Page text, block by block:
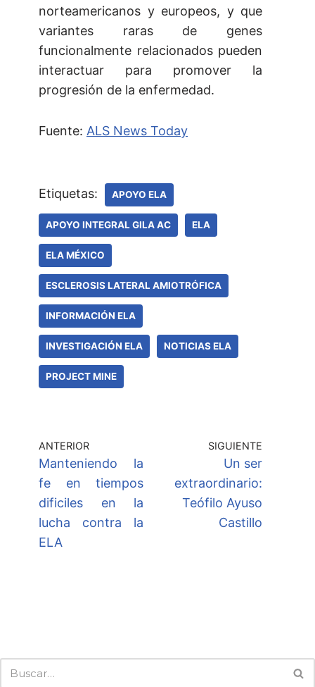
norteamericanos y europeos, y que
variantes raras de genes
funcionalmente relacionados pueden
interactuar para promover la
progresión de la enfermedad.
Fuente: ALS News Today
Etiquetas: APOYO ELA
APOYO INTEGRAL GILA AC ELA
ELA MÉXICO
ESCLEROSIS LATERAL AMIOTRÓFICA
INFORMACIÓN ELA
INVESTIGACIÓN ELA NOTICIAS ELA
PROJECT MINE
ANTERIOR
Manteniendo la
fe en tiempos
dificiles en la
lucha contra la
ELA
SIGUIENTE
Un ser
extraordinario:
Teófilo Ayuso
Castillo